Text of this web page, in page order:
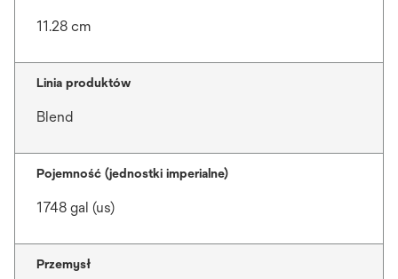
11.28 cm
Linia produktów
Blend
Pojemność (jednostki imperialne)
1748 gal (us)
Przemysł